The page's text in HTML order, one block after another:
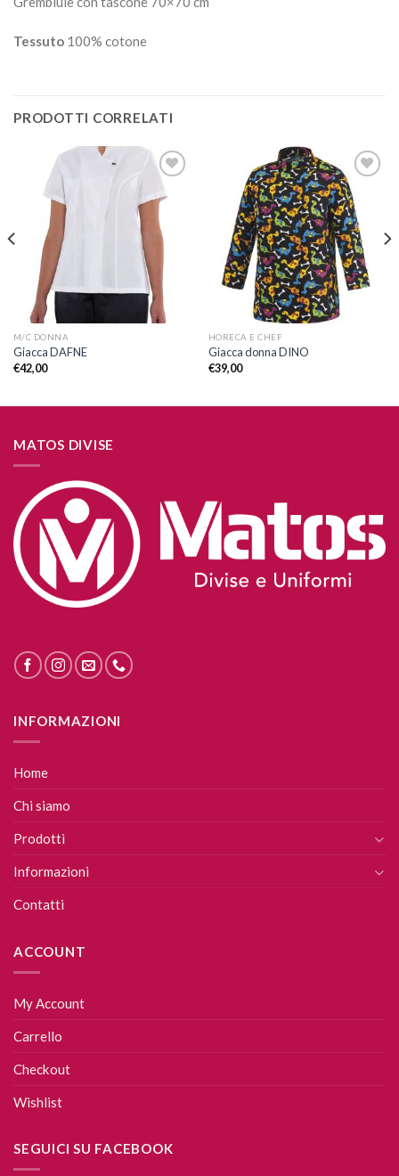
Tessuto 100% cotone
PRODOTTI CORRELATI
alla lista
desideri
M/C DONNA
Giacca DAFNE
€42,00
Aggiungi
alla lista
dei
desideri
HORECA E CHEF
Giacca donna DINO
€39,00
MATOS DIVISE
INFORMAZIONI
Home
Chi siamo
Prodotti
Informazioni
Contatti
ACCOUNT
My Account
Carrello
Checkout
Wishlist
SEGUICI SU FACEBOOK